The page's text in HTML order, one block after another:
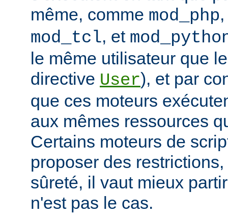
même, comme mod_php
mod_tcl, et
le même utilisateur que
directive User), et par
que ces moteurs
aux mêmes ressources
Certains moteurs de
proposer des
sûreté, il vaut mieux
n'est pas le cas.